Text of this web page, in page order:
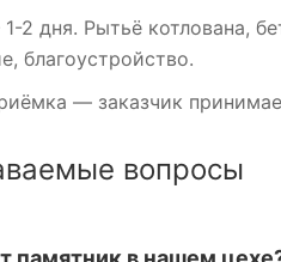
2 дня. Рытьё котлована,
благоустройство.
— заказчик
вопросы